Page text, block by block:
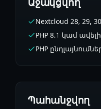
Nextcloud 28, 29,
PHP 8.1 կամ
PHP
Պահանջվող